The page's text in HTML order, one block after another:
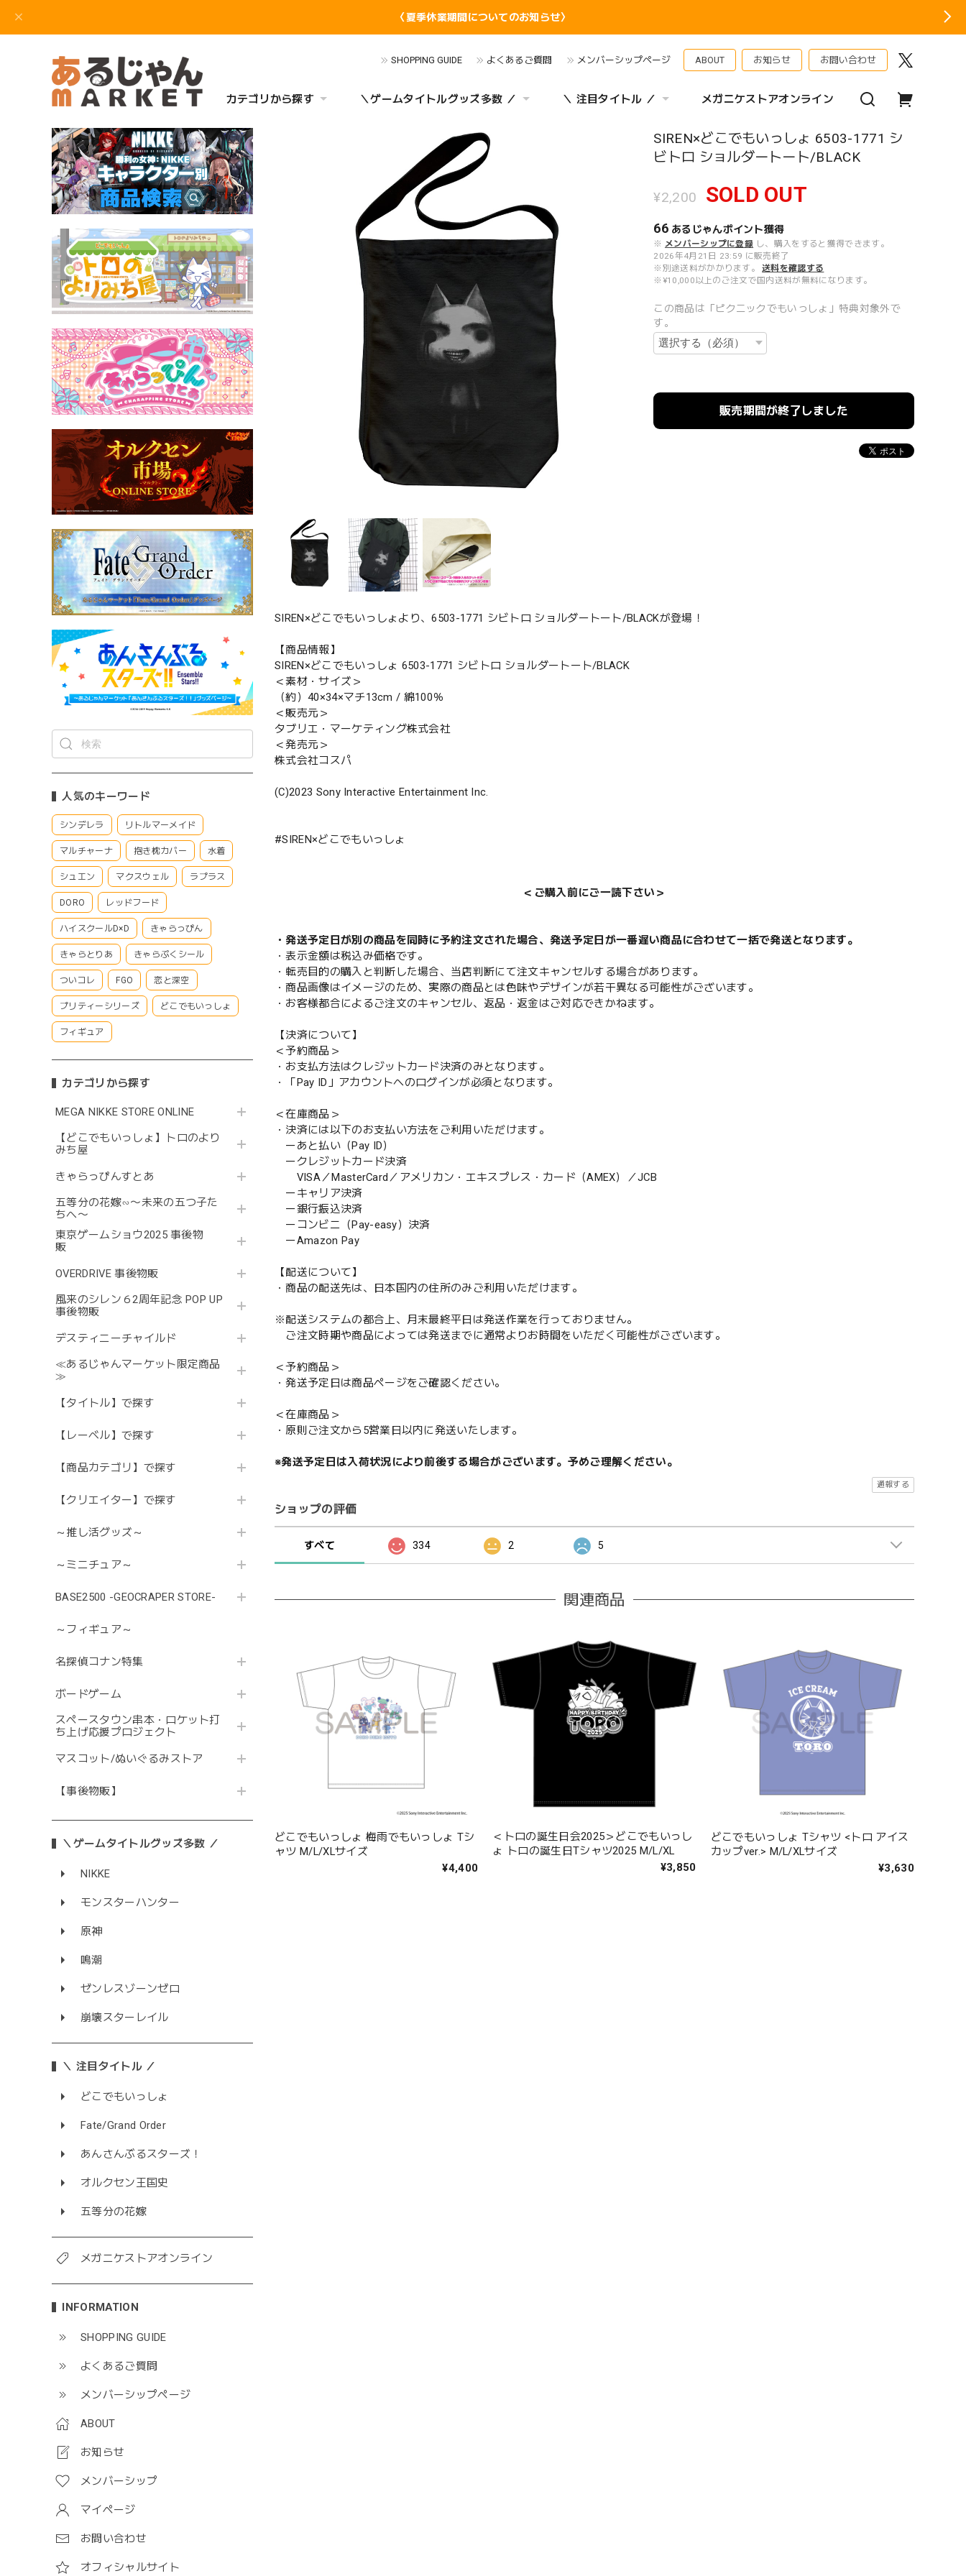
〈夏季休業期間についてのお知らせ〉
SHOPPING GUIDE よくあるご質問 メンバーシップページ ABOUT お知らせ お問い合わせ
カテゴリから探す ＼ゲームタイトルグッズ多数 ／ ＼ 注目タイトル ／ メガニケストアオンライン
人気のキーワード
シンデレラ リトルマーメイド
マルチャーナ 抱き枕カバー 水着
シュエン マクスウェル ラプラス
DORO レッドフード
ハイスクールD×D きゃらっぴん
きゃらとりあ きゃらぷくシール
ついコレ FGO 恋と深空
プリティーシリーズ どこでもいっしょ
フィギュア
カテゴリから探す
MEGA NIKKE STORE ONLINE
【どこでもいっしょ】トロのより
みち屋
きゃらっぴんすとあ
五等分の花嫁∽〜未来の五つ子た
ちへ〜
東京ゲームショウ2025 事後物
販
OVERDRIVE 事後物販
風来のシレン６2周年記念 POP UP
事後物販
デスティニーチャイルド
≪あるじゃんマーケット限定商品
≫
【タイトル】で探す
【レーベル】で探す
【商品カテゴリ】で探す
【クリエイター】で探す
～推し活グッズ～
～ミニチュア～
BASE2500 -GEOCRAPER STORE-
～フィギュア～
名探偵コナン特集
ボードゲーム
スペースタウン串本・ロケット打
ち上げ応援プロジェクト
マスコット/ぬいぐるみストア
【事後物販】
＼ゲームタイトルグッズ多数 ／
NIKKE
モンスターハンター
原神
鳴潮
ゼンレスゾーンゼロ
崩壊スターレイル
＼ 注目タイトル ／
どこでもいっしょ
Fate/Grand Order
あんさんぶるスターズ！
オルクセン王国史
五等分の花嫁
メガニケストアオンライン
INFORMATION
SHOPPING GUIDE
よくあるご質問
メンバーシップページ
ABOUT
お知らせ
メンバーシップ
マイページ
お問い合わせ
オフィシャルサイト
SIREN×どこでもいっしょ 6503-1771 シ
ビトロ ショルダートート/BLACK
¥2,200 SOLD OUT
66 あるじゃんポイント獲得
※ メンバーシップに登録 し、購入をすると獲得できます。
2026年4月21日 23:59 に販売終了
※別途送料がかかります。
送料を確認する
※¥10,000以上のご注文で国内送料が無料になります。
この商品は「ピクニックでもいっしょ」特典対象外で
す。
販売期間が終了しました
SIREN×どこでもいっしょより、6503-1771 シビトロ ショルダートート/BLACKが登場！
【商品情報】
SIREN×どこでもいっしょ 6503-1771 シビトロ ショルダートート/BLACK
＜素材・サイズ＞
（約）40×34×マチ13cm / 綿100％
＜販売元＞
タブリエ・マーケティング株式会社
＜発売元＞
株式会社コスパ
(C)2023 Sony Interactive Entertainment Inc.
#SIREN×どこでもいっしょ
＜ご購入前にご一読下さい＞
・発送予定日が別の商品を同時に予約注文された場合、発送予定日が一番遅い商品に合わせて一括で発送となります。
・表示金額は税込み価格です。
・転売目的の購入と判断した場合、当店判断にて注文キャンセルする場合があります。
・商品画像はイメージのため、実際の商品とは色味やデザインが若干異なる可能性がございます。
・お客様都合によるご注文のキャンセル、返品・返金はご対応できかねます。
【決済について】
＜予約商品＞
・お支払方法はクレジットカード決済のみとなります。
・「Pay ID」アカウントへのログインが必須となります。
＜在庫商品＞
・決済には以下のお支払い方法をご利用いただけます。
ーあと払い（Pay ID）
ークレジットカード決済
VISA／MasterCard／アメリカン・エキスプレス・カード（AMEX）／JCB
ーキャリア決済
ー銀行振込決済
ーコンビニ（Pay-easy）決済
ーAmazon Pay
【配送について】
・商品の配送先は、日本国内の住所のみご利用いただけます。
※配送システムの都合上、月末最終平日は発送作業を行っておりません。
ご注文時期や商品によっては発送までに通常よりお時間をいただく可能性がございます。
＜予約商品＞
・発送予定日は商品ページをご確認ください。
＜在庫商品＞
・原則ご注文から5営業日以内に発送いたします。
※発送予定日は入荷状況により前後する場合がございます。予めご理解ください。
通報する
ショップの評価
すべて 334 2 5
関連商品
どこでもいっしょ 梅雨でもいっしょ Tシ
ャツ M/L/XLサイズ
¥4,400
＜トロの誕生日会2025＞どこでもいっし
ょ トロの誕生日Tシャツ2025 M/L/XL
¥3,850
どこでもいっしょ Tシャツ <トロ アイス
カップver.> M/L/XLサイズ
¥3,630